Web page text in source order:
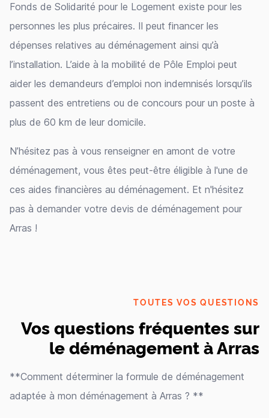
Fonds de Solidarité pour le Logement existe pour les
personnes les plus précaires. Il peut financer les
dépenses relatives au déménagement ainsi qu’à
l’installation. L’aide à la mobilité de Pôle Emploi peut
aider les demandeurs d’emploi non indemnisés lorsqu’ils
passent des entretiens ou de concours pour un poste à
plus de 60 km de leur domicile.
N’hésitez pas à vous renseigner en amont de votre
déménagement, vous êtes peut-être éligible à l'une de
ces aides financières au déménagement. Et n'hésitez
pas à demander votre devis de déménagement pour
Arras !
TOUTES VOS QUESTIONS
Vos questions fréquentes sur
le déménagement à Arras
**Comment déterminer la formule de déménagement
adaptée à mon déménagement à Arras ? **